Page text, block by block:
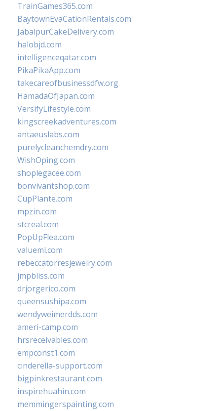
TrainGames365.com
BaytownEvaCationRentals.com
JabalpurCakeDelivery.com
halobjd.com
intelligenceqatar.com
PikaPikaApp.com
takecareofbusinessdfw.org
HamadaOfJapan.com
VersifyLifestyle.com
kingscreekadventures.com
antaeuslabs.com
purelycleanchemdry.com
WishOping.com
shoplegacee.com
bonvivantshop.com
CupPlante.com
mpzin.com
stcreal.com
PopUpFlea.com
valueml.com
rebeccatorresjewelry.com
jmpbliss.com
drjorgerico.com
queensushipa.com
wendyweimerdds.com
ameri-camp.com
hrsreceivables.com
empconst1.com
cinderella-support.com
bigpinkrestaurant.com
inspirehuahin.com
memmingerspainting.com